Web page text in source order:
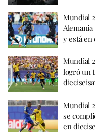
Mundial
y está en
Mundial
logró un
Mundial
se
en